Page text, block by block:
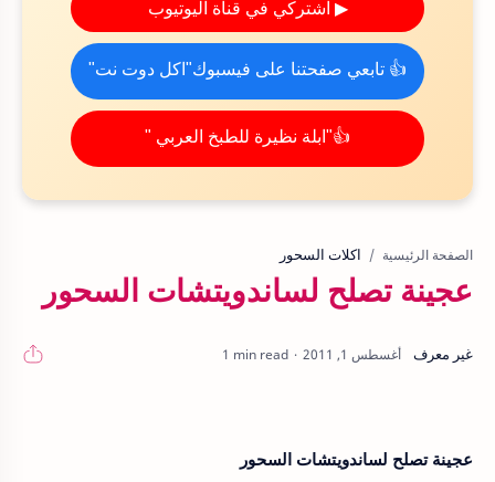
▶ اشتركي في قناة اليوتيوب
👍 تابعي صفحتنا على فيسبوك"اكل دوت نت"
👍"ابلة نظيرة للطبخ العربي "
الصفحة الرئيسية اكلات السحور
عجينة تصلح لساندويتشات السحور
1 min read
عجينة تصلح لساندويتشات السحور